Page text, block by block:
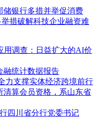
储银行多措并举促消费
措破解科技企业融资难
用调查：日益扩大的AI价
融统计数据报告
力支撑实体经济跨境前行
清算会员资格，系山东省
四川省分行党委书记